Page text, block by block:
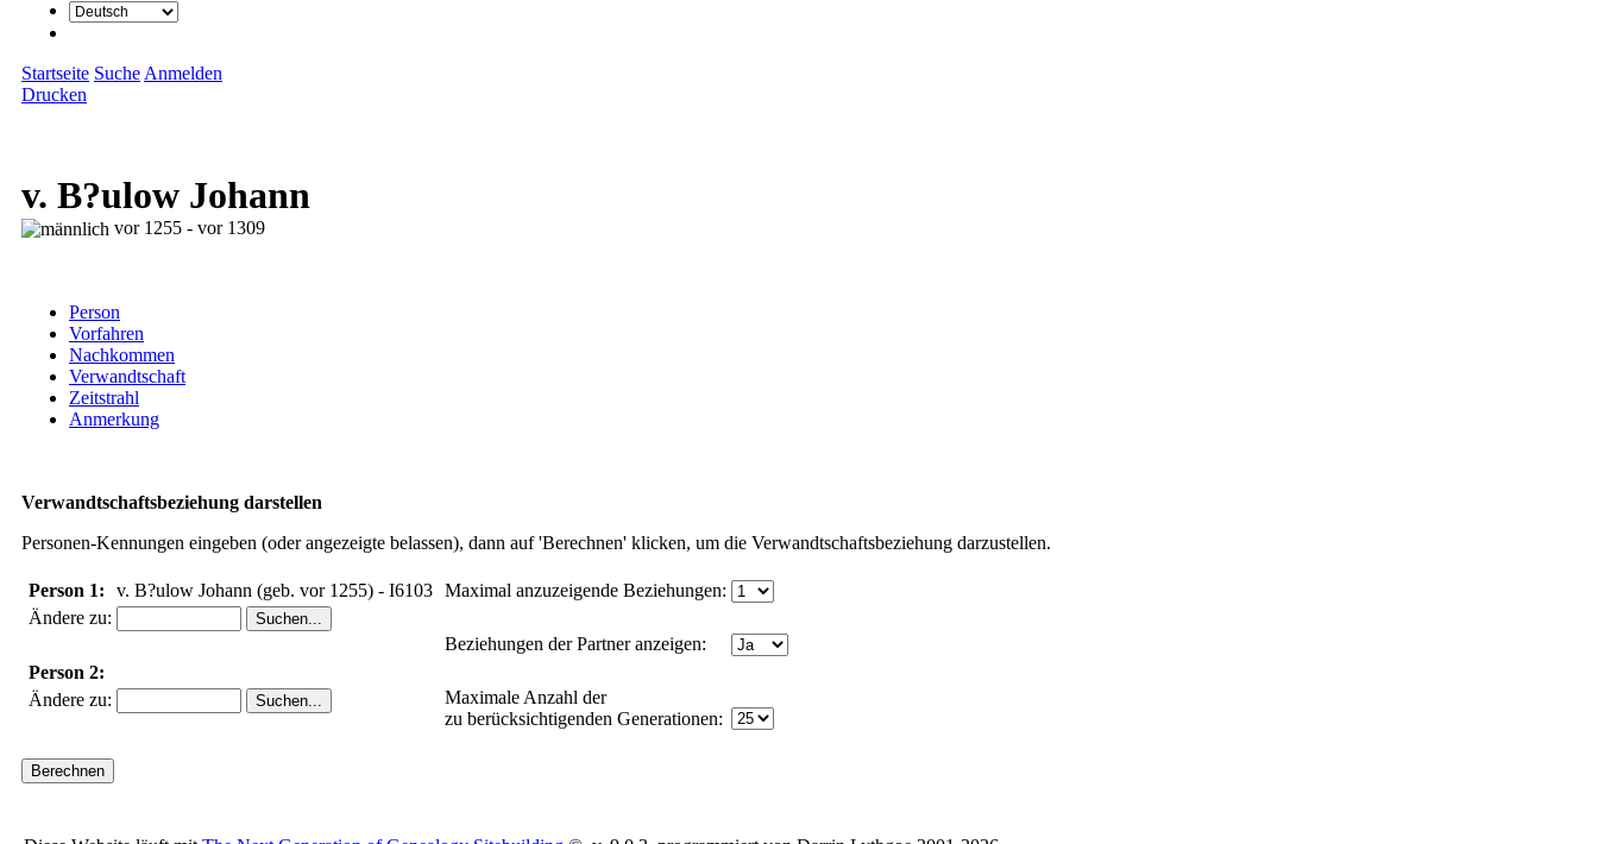
Startseite Suche Anmelden
Drucken
v. B?ulow Johann
vor 1255 - vor 1309
Person
Vorfahren
Nachkommen
Verwandtschaft
Zeitstrahl
Anmerkung
Verwandtschaftsbeziehung darstellen
Personen-Kennungen eingeben (oder angezeigte belassen), dann auf 'Berechnen' klicken, um die Verwandtschaftsbeziehung darzustellen.
Person 1:
v. B?ulow Johann (geb. vor 1255) - I6103
Ändere zu:
Person 2:
Ändere zu:
Maximal anzuzeigende Beziehungen:
Beziehungen der Partner anzeigen:
Maximale Anzahl der
zu berücksichtigenden Generationen: